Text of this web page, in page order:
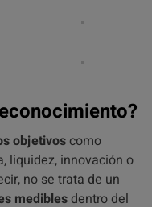
objetivoscomo
liquidez, innovación o
no se trata de un
medibles dentro del